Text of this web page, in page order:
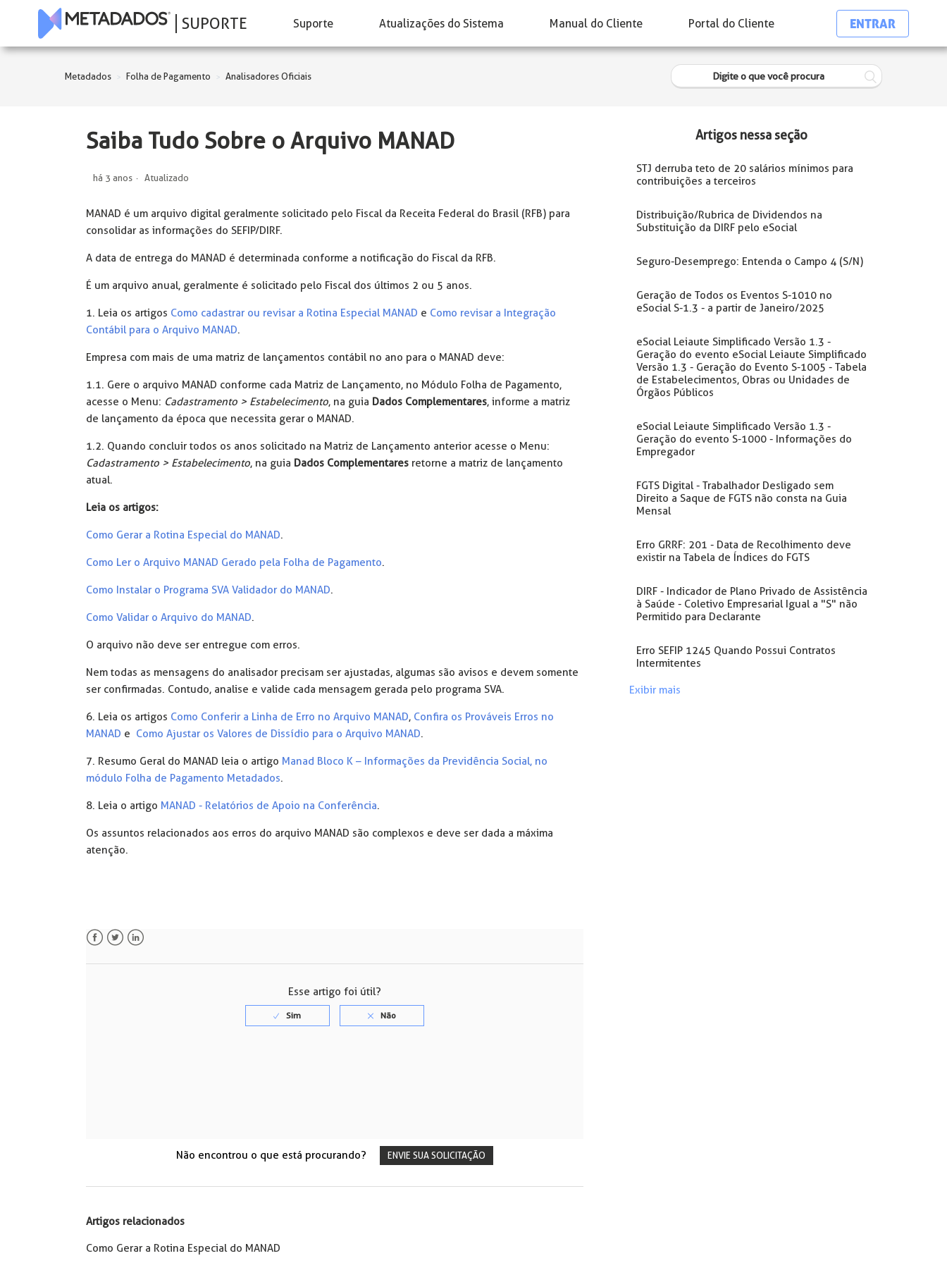
SUPORTE Suporte Atualizações do Sistema Manual do Cliente Portal do Cliente ENTRAR
Metadados Folha de Pagamento Analisadores Oficiais
Saiba Tudo Sobre o Arquivo MANAD
há 3 anos Atualizado
MANAD é um arquivo digital geralmente solicitado pelo Fiscal da Receita Federal do Brasil (RFB) para
consolidar as informações do SEFIP/DIRF.
A data de entrega do MANAD é determinada conforme a notificação do Fiscal da RFB.
É um arquivo anual, geralmente é solicitado pelo Fiscal dos últimos 2 ou 5 anos.
1. Leia os artigos Como cadastrar ou revisar a Rotina Especial MANAD e Como revisar a Integração
Contábil para o Arquivo MANAD.
Empresa com mais de uma matriz de lançamentos contábil no ano para o MANAD deve:
1.1. Gere o arquivo MANAD conforme cada Matriz de Lançamento, no Módulo Folha de Pagamento,
acesse o Menu: Cadastramento > Estabelecimento, na guia Dados Complementares, informe a matriz
de lançamento da época que necessita gerar o MANAD.
1.2. Quando concluir todos os anos solicitado na Matriz de Lançamento anterior acesse o Menu:
Cadastramento > Estabelecimento, na guia Dados Complementares retorne a matriz de lançamento
atual.
Leia os artigos:
Como Gerar a Rotina Especial do MANAD.
Como Ler o Arquivo MANAD Gerado pela Folha de Pagamento.
Como Instalar o Programa SVA Validador do MANAD.
Como Validar o Arquivo do MANAD.
O arquivo não deve ser entregue com erros.
Nem todas as mensagens do analisador precisam ser ajustadas, algumas são avisos e devem somente
ser confirmadas. Contudo, analise e valide cada mensagem gerada pelo programa SVA.
6. Leia os artigos Como Conferir a Linha de Erro no Arquivo MANAD, Confira os Prováveis Erros no
MANAD e Como Ajustar os Valores de Dissídio para o Arquivo MANAD.
7. Resumo Geral do MANAD leia o artigo Manad Bloco K – Informações da Previdência Social, no
módulo Folha de Pagamento Metadados.
8. Leia o artigo MANAD - Relatórios de Apoio na Conferência.
Os assuntos relacionados aos erros do arquivo MANAD são complexos e deve ser dada a máxima
atenção.
Esse artigo foi útil?
Não encontrou o que está procurando? ENVIE SUA SOLICITAÇÃO
Artigos relacionados
Como Gerar a Rotina Especial do MANAD
Artigos nessa seção
STJ derruba teto de 20 salários mínimos para
contribuições a terceiros
Distribuição/Rubrica de Dividendos na
Substituição da DIRF pelo eSocial
Seguro-Desemprego: Entenda o Campo 4 (S/N)
Geração de Todos os Eventos S-1010 no
eSocial S-1.3 - a partir de Janeiro/2025
eSocial Leiaute Simplificado Versão 1.3 -
Geração do evento eSocial Leiaute Simplificado
Versão 1.3 - Geração do Evento S-1005 - Tabela
de Estabelecimentos, Obras ou Unidades de
Órgãos Públicos
eSocial Leiaute Simplificado Versão 1.3 -
Geração do evento S-1000 - Informações do
Empregador
FGTS Digital - Trabalhador Desligado sem
Direito a Saque de FGTS não consta na Guia
Mensal
Erro GRRF: 201 - Data de Recolhimento deve
existir na Tabela de Índices do FGTS
DIRF - Indicador de Plano Privado de Assistência
à Saúde - Coletivo Empresarial Igual a "S" não
Permitido para Declarante
Erro SEFIP 1245 Quando Possui Contratos
Intermitentes
Exibir mais